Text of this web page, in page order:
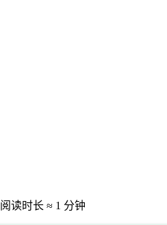
阅读时长 ≈ 1 分钟